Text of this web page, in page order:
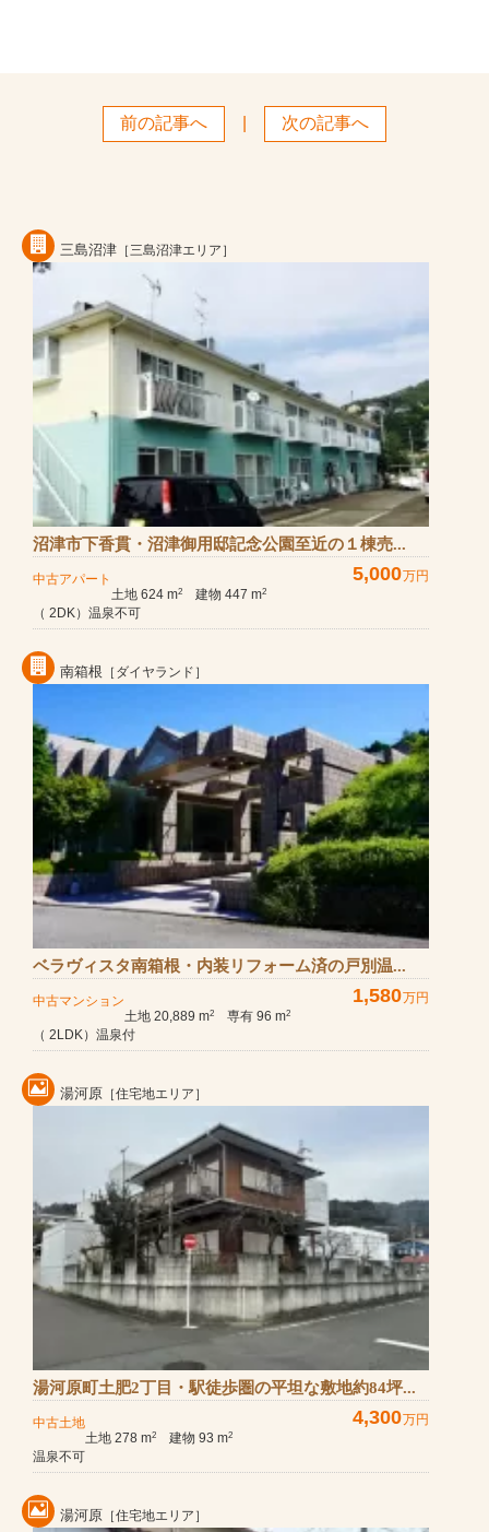
前の記事へ 次の記事へ
三島沼津 ［三島沼津エリア］
沼津市下香貫・沼津御用邸記念公園至近の１棟売...
中古アパート 5,000万円
土地 624 m2 建物 447 m2
（ 2DK）温泉不可
南箱根 ［ダイヤランド］
ベラヴィスタ南箱根・内装リフォーム済の戸別温...
中古マンション 1,580万円
土地 20,889 m2 専有 96 m2
（ 2LDK）温泉付
湯河原 ［住宅地エリア］
湯河原町土肥2丁目・駅徒歩圏の平坦な敷地約84坪...
中古土地 4,300万円
土地 278 m2 建物 93 m2
温泉不可
湯河原 ［住宅地エリア］